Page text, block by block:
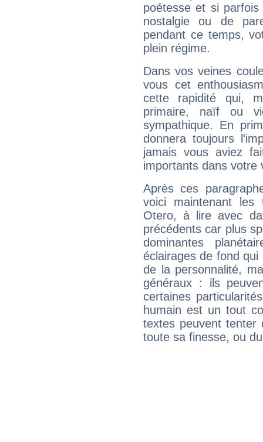
poétesse et si
nostalgie ou de
pendant ce temps,
plein régime.
Dans vos veines
vous cet
cette rapidité qui,
primaire, naïf ou
sympathique. En
donnera toujours
jamais vous aviez
importants dans votre
Après ces
voici maintenant les
Otero, à lire avec
précédents car plus
dominantes
éclairages de fond
de la personnalité,
généraux : ils
certaines
humain est un tout
textes peuvent tenter
toute sa finesse, ou